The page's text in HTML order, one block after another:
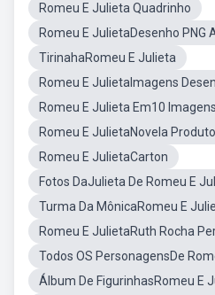
Romeu E Julieta Quadrinho
Romeu E JulietaDesenho PNG
TirinahaRomeu E Julieta
Romeu E JulietaImagens
Romeu E Julieta Em10 Imagens
Romeu E JulietaNovela
Romeu E JulietaCarton
Fotos DaJulieta De Romeu E
Turma Da MônicaRomeu E
Romeu E JulietaRuth Rocha
Todos OS PersonagensDe
Álbum De FigurinhasRomeu E